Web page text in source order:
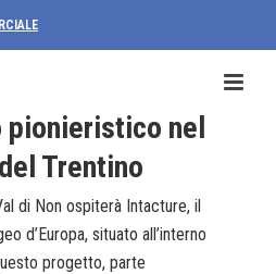
pionieristico nel
Trentino
di Non ospiterà Intacture, il
d’Europa, situato all’interno
progetto, parte